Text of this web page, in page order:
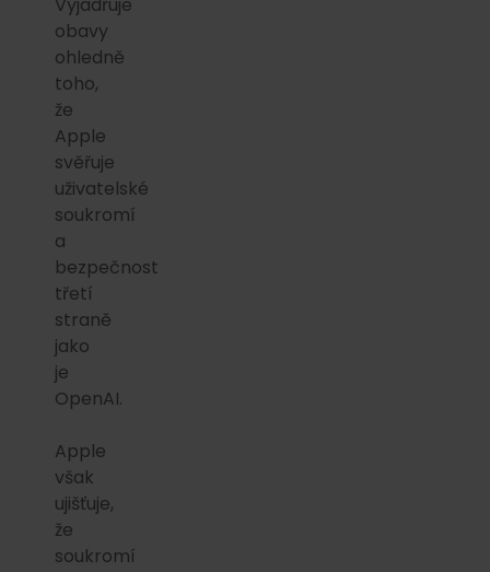
obavy
ohledně
toho,
že
Apple
svěřuje
uživatelské
soukromí
a
bezpečnost
třetí
straně
jako
je
OpenAI.
Apple
však
ujišťuje,
že
soukromí